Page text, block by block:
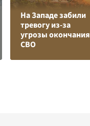
На Западе забили
тревогу из-за
угрозы окончания
СВО